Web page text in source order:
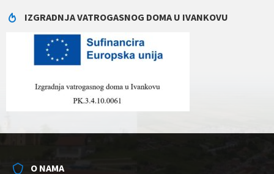
IZGRADNJA VATROGASNOG DOMA U IVANKOVU
O NAMA